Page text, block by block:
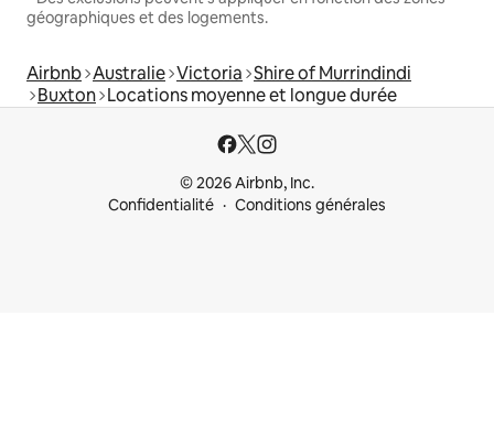
géographiques et des logements.
Airbnb Australie Victoria Shire of Murrindindi
Buxton Locations moyenne et longue durée
© 2026 Airbnb, Inc.
Confidentialité
Conditions générales